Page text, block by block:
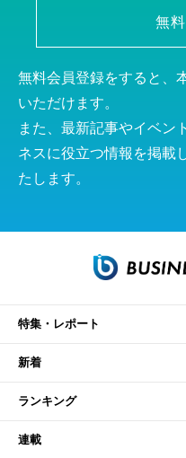
無
無料会員登録をすると、
いただけます。
また、最新記事やイベン
ネスに役立つ情報を掲載
たします。
特集・レポート
新着
ランキング
連載